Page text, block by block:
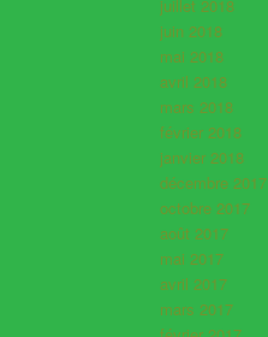
juillet 2018
juin 2018
mai 2018
avril 2018
mars 2018
février 2018
janvier 2018
décembre 2017
octobre 2017
août 2017
mai 2017
avril 2017
mars 2017